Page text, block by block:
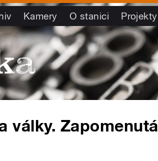
Kamery O stanici Projekty
války. Zapomenutá